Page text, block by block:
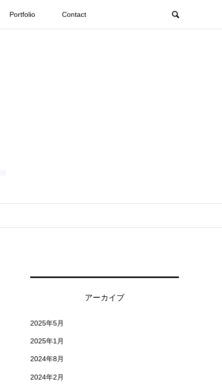
Portfolio Contact
アーカイブ
2025年5月
2025年1月
2024年8月
2024年2月